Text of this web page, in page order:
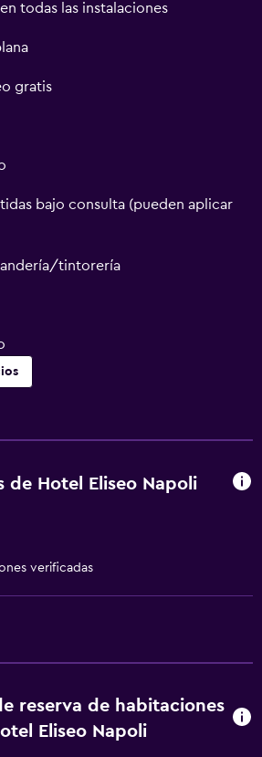
todas las instalaciones
gratis
bajo consulta (pueden aplicar
tintorería
de Hotel Eliseo Napoli
verificadas
reserva de habitaciones
Eliseo Napoli